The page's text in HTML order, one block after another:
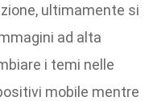
ultimamente si
ad alta
i temi nelle
mobile mentre